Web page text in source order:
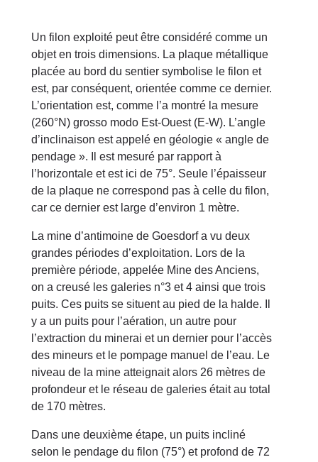
Un filon exploité peut être considéré comme un
objet en trois dimensions. La plaque métallique
placée au bord du sentier symbolise le filon et
est, par conséquent, orientée comme ce dernier.
L’orientation est, comme l’a montré la mesure
(260°N) grosso modo Est-Ouest (E-W). L’angle
d’inclinaison est appelé en géologie « angle de
pendage ». Il est mesuré par rapport à
l’horizontale et est ici de 75°. Seule l’épaisseur
de la plaque ne correspond pas à celle du filon,
car ce dernier est large d’environ 1 mètre.
La mine d’antimoine de Goesdorf a vu deux
grandes périodes d’exploitation. Lors de la
première période, appelée Mine des Anciens,
on a creusé les galeries n°3 et 4 ainsi que trois
puits. Ces puits se situent au pied de la halde. Il
y a un puits pour l’aération, un autre pour
l’extraction du minerai et un dernier pour l’accès
des mineurs et le pompage manuel de l’eau. Le
niveau de la mine atteignait alors 26 mètres de
profondeur et le réseau de galeries était au total
de 170 mètres.
Dans une deuxième étape, un puits incliné
selon le pendage du filon (75°) et profond de 72